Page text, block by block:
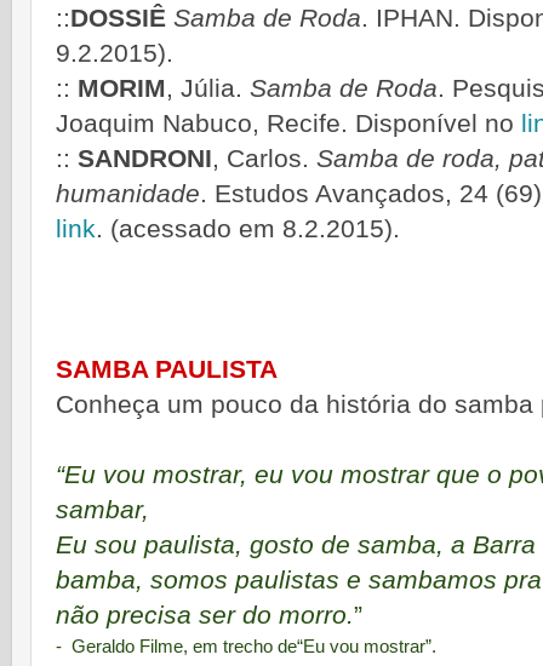
::DOSSIÊ Samba de Roda. IPHAN.
9.2.2015).
:: MORIM, Júlia. Samba de Roda.
Joaquim Nabuco, Recife. Disponível no
:: SANDRONI, Carlos. Samba de roda,
humanidade. Estudos Avançados, 24
link. (acessado em 8.2.2015).
SAMBA PAULISTA
Conheça um pouco da história do samba
“Eu vou mostrar, eu vou mostrar que o
sambar,
Eu sou paulista, gosto de samba, a
bamba, somos paulistas e sambamos
não precisa ser do morro.”
- Geraldo Filme, em trecho de“Eu vou mostrar”.